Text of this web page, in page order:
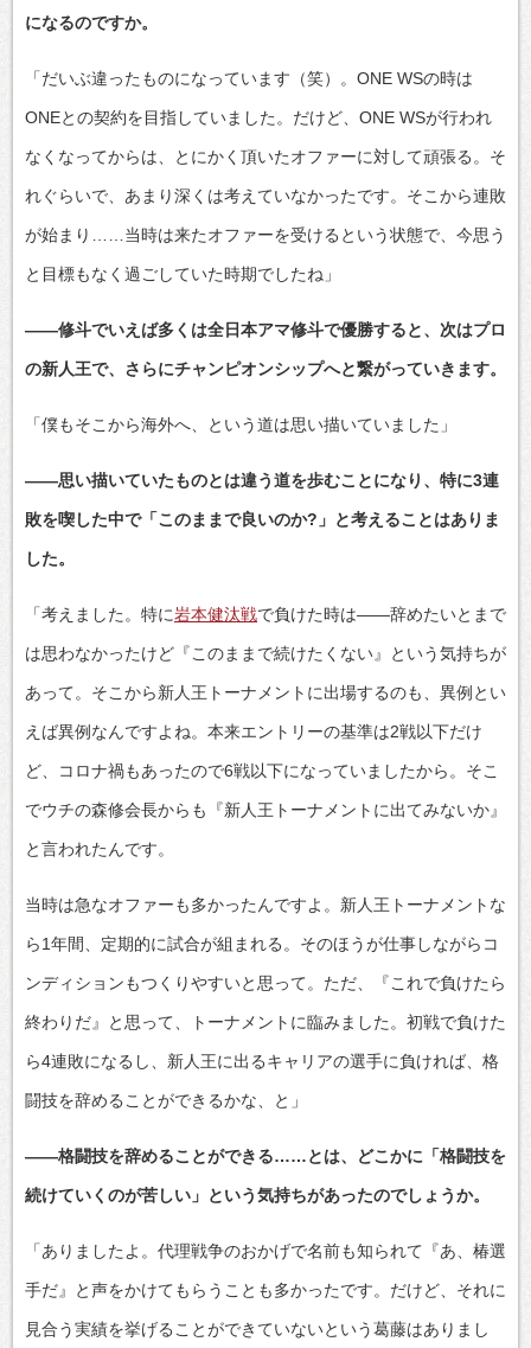
になるのですか。
「だいぶ違ったものになっています（笑）。ONE WSの時は
ONEとの契約を目指していました。だけど、ONE WSが行われ
なくなってからは、とにかく頂いたオファーに対して頑張る。そ
れぐらいで、あまり深くは考えていなかったです。そこから連敗
が始まり……当時は来たオファーを受けるという状態で、今思う
と目標もなく過ごしていた時期でしたね」
――修斗でいえば多くは全日本アマ修斗で優勝すると、次はプロ
の新人王で、さらにチャンピオンシップへと繋がっていきます。
「僕もそこから海外へ、という道は思い描いていました」
――思い描いていたものとは違う道を歩むことになり、特に3連
敗を喫した中で「このままで良いのか?」と考えることはありま
した。
「考えました。特に岩本健汰戦で負けた時は――辞めたいとまで
は思わなかったけど『このままで続けたくない』という気持ちが
あって。そこから新人王トーナメントに出場するのも、異例とい
えば異例なんですよね。本来エントリーの基準は2戦以下だけ
ど、コロナ禍もあったので6戦以下になっていましたから。そこ
でウチの森修会長からも『新人王トーナメントに出てみないか』
と言われたんです。
当時は急なオファーも多かったんですよ。新人王トーナメントな
ら1年間、定期的に試合が組まれる。そのほうが仕事しながらコ
ンディションもつくりやすいと思って。ただ、『これで負けたら
終わりだ』と思って、トーナメントに臨みました。初戦で負けた
ら4連敗になるし、新人王に出るキャリアの選手に負ければ、格
闘技を辞めることができるかな、と」
――格闘技を辞めることができる……とは、どこかに「格闘技を
続けていくのが苦しい」という気持ちがあったのでしょうか。
「ありましたよ。代理戦争のおかげで名前も知られて『あ、椿選
手だ』と声をかけてもらうことも多かったです。だけど、それに
見合う実績を挙げることができていないという葛藤はありまし